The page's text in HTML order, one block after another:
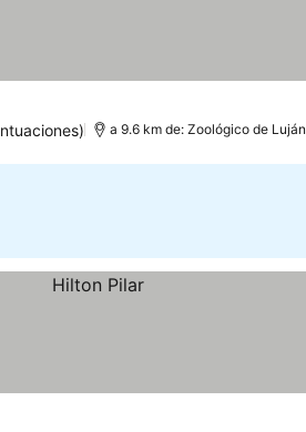
a 9.6 km de: Zoológico de Luján